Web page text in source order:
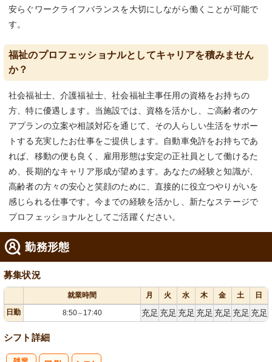
安らぐワークライフバランスを大切にしながら働くことが可能で
す。
福祉のプロフェッショナルとしてキャリアを積みません
か？
社会福祉士、介護福祉士、社会福祉主事任用の資格をお持ちの
方、特に優遇します。当施設では、資格を活かし、ご高齢者のケ
アプランの立案や相談対応を通じて、その人らしい生活をサポー
トする充実したお仕事をご提供します。自動車免許をお持ちであ
れば、移動の便も良く、雇用形態は安定の正社員として働けるた
め、長期的なキャリア形成が望めます。あなたの経験と知識が、
高齢者の方々の安心と笑顔のために、直接的に役立つやりがいを
感じられる仕事です。今までの経験を活かし、新たなステージで
プロフェッショナルとしてご活躍ください。
勤務形態
募集状況
就業時間 月 火 水 木 金 土
日
日勤
8:50～ 17:40 充足 充足 充足 充足 充足 充足 充足
シフト詳細